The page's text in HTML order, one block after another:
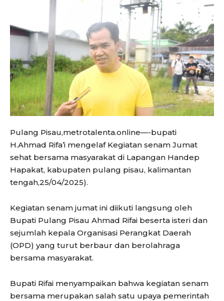
Pulang Pisau,metrotalenta.online—-bupati
H.Ahmad Rifa’i mengelaf Kegiatan senam Jumat
sehat bersama masyarakat di Lapangan Handep
Hapakat, kabupaten pulang pisau, kalimantan
tengah,25/04/2025).
Kegiatan senam jumat ini diikuti langsung oleh
Bupati Pulang Pisau Ahmad Rifai beserta isteri dan
sejumlah kepala Organisasi Perangkat Daerah
(OPD) yang turut berbaur dan berolahraga
bersama masyarakat.
Bupati Rifai menyampaikan bahwa kegiatan senam
bersama merupakan salah satu upaya pemerintah